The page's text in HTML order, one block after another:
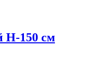
H-150 см